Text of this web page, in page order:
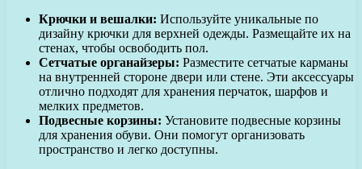
Крючки и вешалки: Используйте уникальные по
дизайну крючки для верхней одежды. Размещайте их на
стенах, чтобы освободить пол.
Сетчатые органайзеры: Разместите сетчатые карманы
на внутренней стороне двери или стене. Эти аксессуары
отлично подходят для хранения перчаток, шарфов и
мелких предметов.
Подвесные корзины: Установите подвесные корзины
для хранения обуви. Они помогут организовать
пространство и легко доступны.